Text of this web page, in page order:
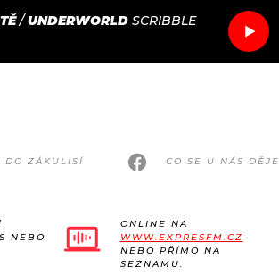
/UNDERWORLD SCRIBBLE
DO ZÁKULISÍ CO SE U NÁS DĚJE
NEBO
ONLINE NA
WWW.EXPRESFM.CZ
NEBO PŘÍMO NA
SEZNAMU.